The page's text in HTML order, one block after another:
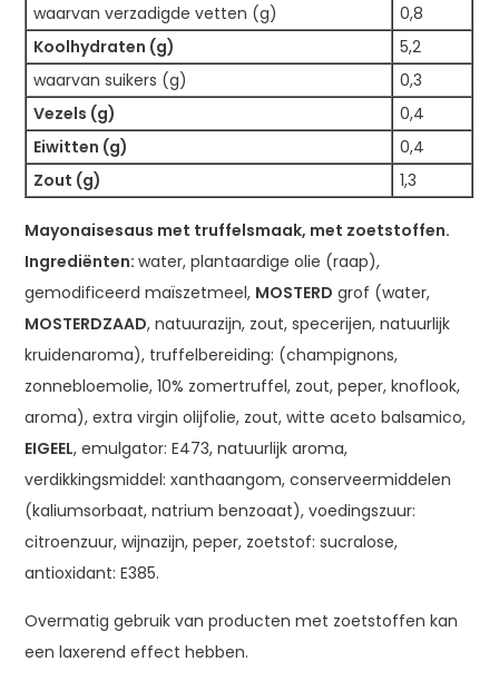
waarvan verzadigde vetten (g)
0,8
Koolhydraten (g)
5,2
waarvan suikers (g)
0,3
Vezels (g)
0,4
Eiwitten (g)
0,4
Zout (g)
1,3
Mayonaisesaus met truffelsmaak, met zoetstoffen.
Ingrediënten:water, plantaardige olie (raap),
gemodificeerd maïszetmeel, MOSTERD grof (water,
MOSTERDZAAD, natuurazijn, zout, specerijen, natuurlijk
kruidenaroma), truffelbereiding: (champignons,
zonnebloemolie, 10% zomertruffel, zout, peper, knoflook,
aroma), extra virgin olijfolie, zout, witte aceto balsamico,
EIGEEL, emulgator: E473, natuurlijk aroma,
verdikkingsmiddel: xanthaangom, conserveermiddelen
(kaliumsorbaat, natrium benzoaat), voedingszuur:
citroenzuur, wijnazijn, peper, zoetstof: sucralose,
antioxidant: E385.
Overmatig gebruik van producten met zoetstoffen kan
een laxerend effect hebben.